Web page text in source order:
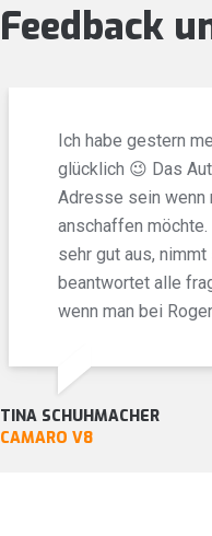
Feedback
Ich habe gestern
glücklich 😉 Das
Adresse sein wenn
anschaffen
sehr gut aus,
beantwortet alle
wenn man bei
TINA SCHUHMACHER
CAMARO V8